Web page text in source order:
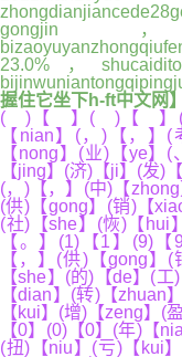
gongjin，
23.0%，
握住它坐下h-ft中文网】
( )【 】( )【 】(1)
【nian】(，)【，】
【nong】(业)【ye】
【jing】(济)【ji】(发)
(，)【，】(中)【
(供)【gong】(销)【
(社)【she】(恢)【hui
【。】(1)【1】(9)
【，】(供)【gong】
【she】(的)【de】(
【dian】(转)【zhuan
【kui】(增)【zeng】(
【0】(0)【0】(年)【
(扭)【niu】(亏)【kui